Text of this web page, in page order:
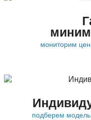
мониторим
подберем